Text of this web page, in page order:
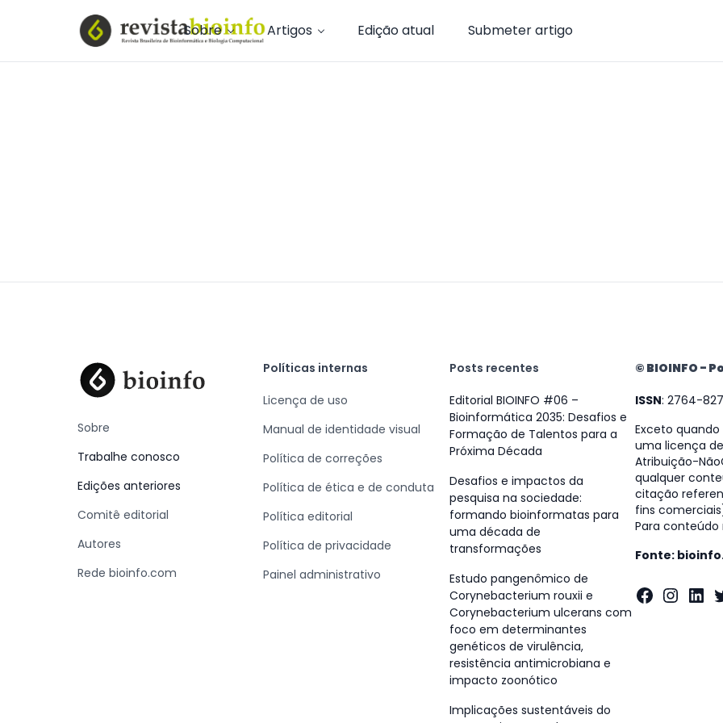
Sobre Artigos Edição atual Submeter artigo
Sobre
Trabalhe conosco
Edições anteriores
Comitê editorial
Autores
Rede bioinfo.com
Políticas internas
Licença de uso
Manual de identidade visual
Política de correções
Política de ética e de conduta
Política editorial
Política de privacidade
Painel administrativo
Posts recentes
Editorial BIOINFO #06 –
Bioinformática 2035: Desafios e
Formação de Talentos para a
Próxima Década
Desafios e impactos da
pesquisa na sociedade:
formando bioinformatas para
uma década de
transformações
Estudo pangenômico de
Corynebacterium rouxii e
Corynebacterium ulcerans com
foco em determinantes
genéticos de virulência,
resistência antimicrobiana e
impacto zoonótico
Implicações sustentáveis do
© BIOINFO -
ISSN: 2764-
Exceto
uma licença
Atribuição-
qualquer
citação
fins
Para conteúdo
Fonte: